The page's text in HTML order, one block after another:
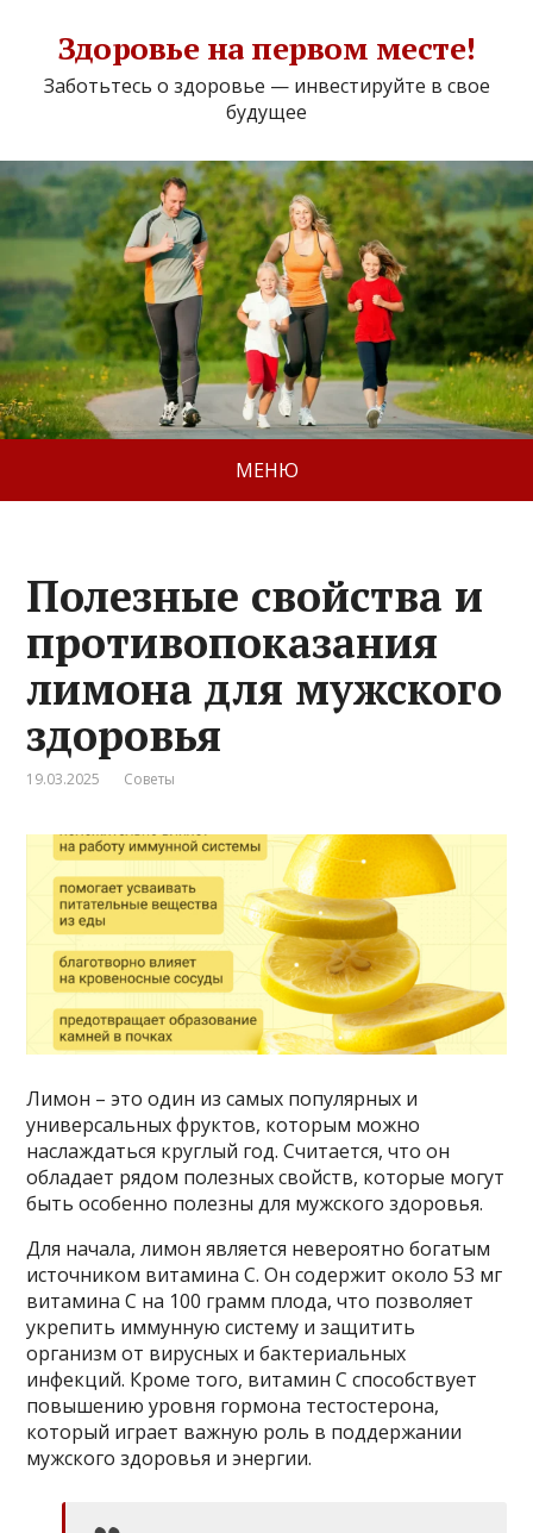
Здоровье на первом месте!
Заботьтесь о здоровье — инвестируйте в свое
будущее
МЕНЮ
Полезные свойства и
противопоказания
лимона для мужского
здоровья
19.03.2025 Советы
Лимон – это один из самых популярных и
универсальных фруктов, которым можно
наслаждаться круглый год. Считается, что он
обладает рядом полезных свойств, которые могут
быть особенно полезны для мужского здоровья.
Для начала, лимон является невероятно богатым
источником витамина C. Он содержит около 53 мг
витамина C на 100 грамм плода, что позволяет
укрепить иммунную систему и защитить
организм от вирусных и бактериальных
инфекций. Кроме того, витамин C способствует
повышению уровня гормона тестостерона,
который играет важную роль в поддержании
мужского здоровья и энергии.